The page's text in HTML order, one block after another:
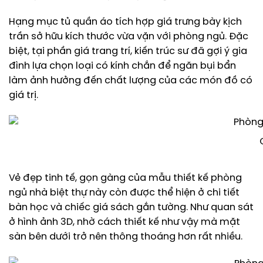
Hạng mục tủ quần áo tích hợp giá trưng bày kịch
trần sở hữu kích thước vừa vặn với phòng ngủ. Đặc
biệt, tại phần giá trang trí, kiến trúc sư đã gợi ý gia
đình lựa chọn loại có kính chắn để ngăn bụi bẩn
làm ảnh hưởng đến chất lượng của các món đồ có
giá trị.
Vẻ đẹp tinh tế, gọn gàng của mẫu thiết kế phòng
ngủ nhà biệt thự này còn được thể hiện ở chi tiết
bàn học và chiếc giá sách gắn tường. Như quan sát
ở hình ảnh 3D, nhờ cách thiết kế như vậy mà mặt
sàn bên dưới trở nên thông thoáng hơn rất nhiều.